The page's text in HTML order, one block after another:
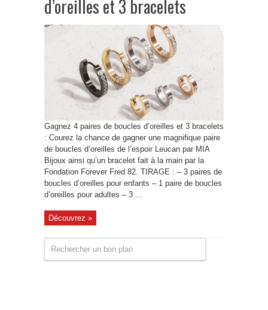
d’oreilles et 3 bracelets
Gagnez 4 paires de boucles d’oreilles et 3 bracelets
: Courez la chance de gagner une magnifique paire
de boucles d’oreilles de l’espoir Leucan par MIA
Bijoux ainsi qu’un bracelet fait à la main par la
Fondation Forever Fred 82. TIRAGE : – 3 paires de
boucles d’oreilles pour enfants – 1 paire de boucles
d’oreilles pour adultes – 3 ...
Découvrez »